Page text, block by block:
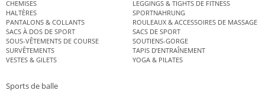
CHEMISES
LEGGINGS & TIGHTS DE FITNESS
HALTÈRES
SPORTNAHRUNG
PANTALONS & COLLANTS
ROULEAUX & ACCESSOIRES DE MASSAGE
SACS À DOS DE SPORT
SACS DE SPORT
SOUS-VÊTEMENTS DE COURSE
SOUTIENS-GORGE
SURVÊTEMENTS
TAPIS D’ENTRAÎNEMENT
VESTES & GILETS
YOGA & PILATES
Sports de balle